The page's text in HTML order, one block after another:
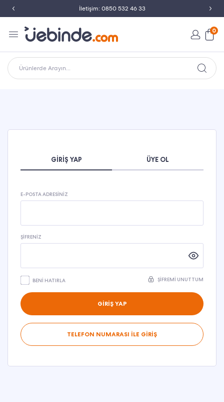
İletişim: 0850 532 46 33
0
Ürünlerde Arayın...
GIRIŞ YAP ÜYE OL
E-POSTA ADRESINIZ
ŞIFRENIZ
BENI HATIRLA ŞIFREMI UNUTTUM
GİRİŞ YAP
TELEFON NUMARASI İLE GİRİŞ